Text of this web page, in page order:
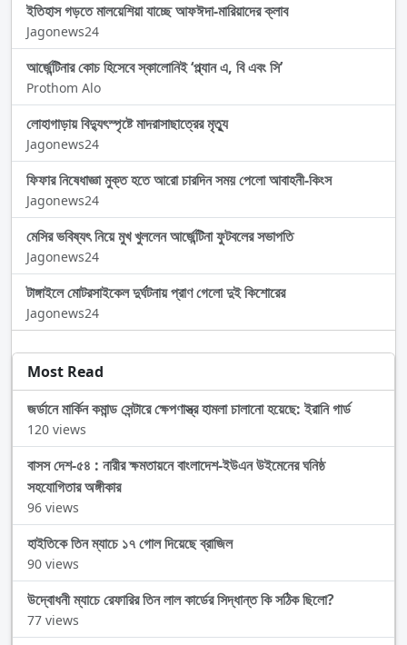
ইতিহাস গড়তে মালয়েশিয়া যাচ্ছে আফঈদা-মারিয়াদের ক্লাব
Jagonews24
আর্জেন্টিনার কোচ হিসেবে স্কালোনিই ‘প্ল্যান এ, বি এবং সি’
Prothom Alo
লোহাগাড়ায় বিদ্যুৎস্পৃষ্টে মাদরাসাছাত্রের মৃত্যু
Jagonews24
ফিফার নিষেধাজ্ঞা মুক্ত হতে আরো চারদিন সময় পেলো আবাহনী-কিংস
Jagonews24
মেসির ভবিষ্যৎ নিয়ে মুখ খুললেন আর্জেন্টিনা ফুটবলের সভাপতি
Jagonews24
টাঙ্গাইলে মোটরসাইকেল দুর্ঘটনায় প্রাণ গেলো দুই কিশোরের
Jagonews24
Most Read
জর্ডানে মার্কিন কমান্ড সেন্টারে ক্ষেপণাস্ত্র হামলা চালানো হয়েছে: ইরানি গার্ড
120 views
বাসস দেশ-৫৪ : নারীর ক্ষমতায়নে বাংলাদেশ-ইউএন উইমেনের ঘনিষ্ঠ
সহযোগিতার অঙ্গীকার
96 views
হাইতিকে তিন ম্যাচে ১৭ গোল দিয়েছে ব্রাজিল
90 views
উদ্বোধনী ম্যাচে রেফারির তিন লাল কার্ডের সিদ্ধান্ত কি সঠিক ছিলো?
77 views